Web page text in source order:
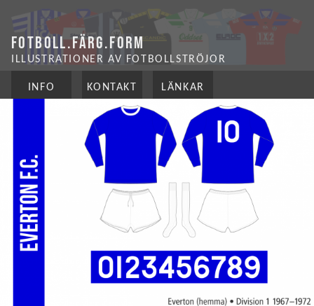
FOTBOLL.FÄRG.FORM
ILLUSTRATIONER AV FOTBOLLSTRÖJOR
INFO KONTAKT LÄNKAR